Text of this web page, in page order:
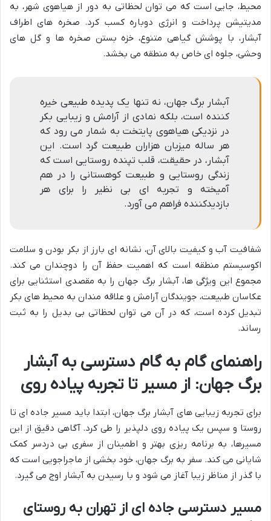
محیط، جایی است که می توان لحظاتی به دور از هیاهوی شهر، به
مدیتیشن پرداخت و انرژی دوباره کسب کرد. صخره های اطراف
آبشار، با پوشش گیاهی متنوع، خزه بستن صخره ها و گل های
وحشی، جلوه ای خاص به منطقه می بخشد.
آبشار برگ جهان، نه تنها یک پدیده طبیعی خیره
کننده است، بلکه نمادی از آرامش و زیبایی بکر
در نزدیکی هیاهوی پایتخت به شمار می رود که
هر ساله میزبان هزاران طبیعت گرد است. این
آبشار، در حقیقت، قلب تپنده روستایی است که
زندگی روستایی و طبیعت کوهستانی را در هم
آمیخته و تجربه ای بی نظیر را برای هر
بازدیدکننده فراهم می آورد.
شفافیت آب و کیفیت بالای آن، نشانه ای بارز از بکر بودن و سلامت
اکوسیستم منطقه است که اهمیت حفظ آن را دوچندان می کند.
مجموع این ویژگی ها، آبشار برگ جهان را به مقصدی استثنایی برای
عکاسان طبیعت، جویندگان آرامش و علاقه مندان به محیط های بکر
تبدیل کرده است، که در آن می توان لحظاتی بی بدیل را به ثبت
رساند.
راهنمای گام به گام دسترسی به آبشار
برگ جهان: از مسیر تا تجربه پیاده روی
برای تجربه زیبایی های آبشار برگ جهان، ابتدا باید مسیر جاده ای تا
روستا و سپس یک پیاده روی دلپذیر را طی کرد. آگاهی دقیق از این
مسیرها، به برنامه ریزی بهتر و اطمینان از سفری بی دردسر کمک
شایانی می کند. سفر به برگ جهان، خود بخشی از ماجراجویی است که
با گذر از مناظر زیبا آغاز می شود و با رسیدن به آبشار اوج می گیرد.
مسیر دسترسی جاده ای از تهران به روستای